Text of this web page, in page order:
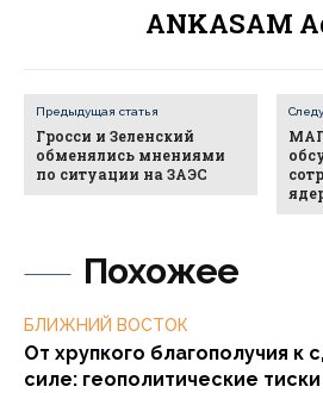
Похожее
БЛИЖНИЙ ВОСТОК
От хрупкого благополучия
силе: геополитические
ANKASAM
Предыдущая статья
Гросси и Зеленский
обменялись мнениями
по ситуации на ЗАЭС